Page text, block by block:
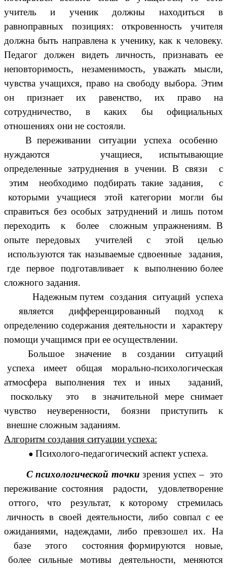
учитель и ученик должны находиться в
равноправных позициях: откровенность учителя
должна быть направлена к ученику, как к человеку.
Педагог должен видеть личность, признавать ее
неповторимость, незаменимость, уважать мысли,
чувства учащихся, право на свободу выбора. Этим
он признает их равенство, их право на
сотрудничество, в каких бы официальных
отношениях они не состояли.
В переживании ситуации успеха особенно
нуждаются учащиеся, испытывающие
определенные затруднения в учении. В связи с
этим необходимо подбирать такие задания, с
которыми учащиеся этой категории могли бы
справиться без особых затруднений и лишь потом
переходить к более сложным упражнениям. В
опыте передовых учителей с этой целью
используются так называемые сдвоенные задания,
где первое подготавливает к выполнению более
сложного задания.
Надежным путем создания ситуаций успеха
является дифференцированный подход к
определению содержания деятельности и характеру
помощи учащимся при ее осуществлении.
Большое значение в создании ситуаций
успеха имеет общая морально-психологическая
атмосфера выполнения тех и иных заданий,
поскольку это в значительной мере снимает
чувство неуверенности, боязни приступить к
внешне сложным заданиям.
Алгоритм создания ситуации успеха:
Психолого-педагогический аспект успеха.
С психологической точки зрения успех – это
переживание состояния радости, удовлетворение
оттого, что результат, к которому стремилась
личность в своей деятельности, либо совпал с ее
ожиданиями, надеждами, либо превзошел их. На
базе этого состояния формируются новые,
более сильные мотивы деятельности, меняются